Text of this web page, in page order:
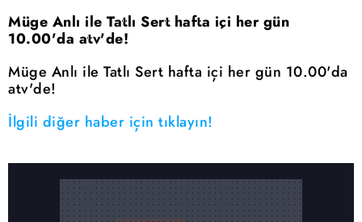
Müge Anlı ile Tatlı Sert hafta içi her gün
10.00'da atv'de!
Müge Anlı ile Tatlı Sert hafta içi her gün 10.00'da
atv'de!
İlgili diğer haber için tıklayın!